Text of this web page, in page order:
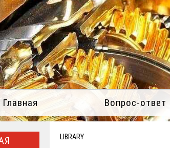
Главная Вопрос-ответ
LIBRARY